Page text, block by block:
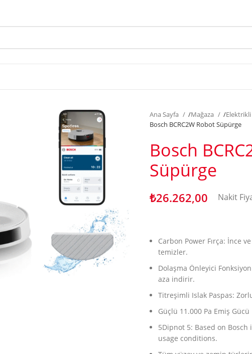
Ana Sayfa /Mağaza /
Bosch BCRC2W Robot Süpürge
Bosch
Süpürge
₺26.262,00 Nakit
Carbon Power Fırça: İnce
temizler.
Dolaşma Önleyici
aza indirir.
Titreşimli Islak Paspas:
Güçlü 11.000 Pa Emiş Gücü
5Dipnot 5: Based on
usage conditions.